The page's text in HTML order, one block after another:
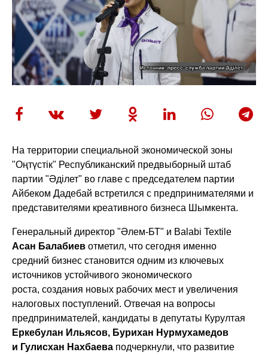
На территории специальной экономической зоны
"Оңтүстік" Республиканский предвыборный штаб
партии "Әділет" во главе с председателем партии
Айбеком Дадебай встретился с предпринимателями и
представителями креативного бизнеса Шымкента.
Генеральный директор "Әлем-БТ" и Balabi Textile
Асан Балабиев отметил, что сегодня именно
средний бизнес становится одним из ключевых
источников устойчивого экономического
роста, создания новых рабочих мест и увеличения
налоговых поступлений. Отвечая на вопросы
предпринимателей, кандидаты в депутаты Курултая
Еркебулан Ильясов, Бурихан Нурмухамедов
и Гулисхан Нахбаева подчеркнули, что развитие